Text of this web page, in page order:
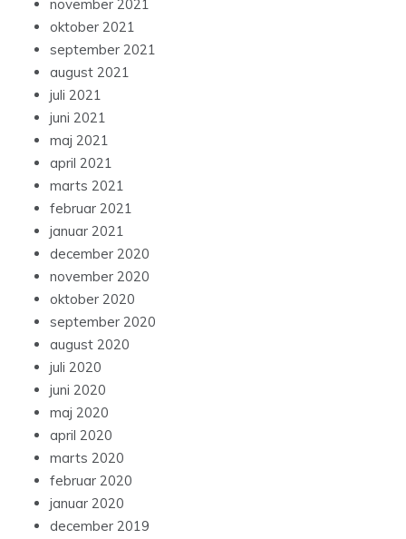
november 2021
oktober 2021
september 2021
august 2021
juli 2021
juni 2021
maj 2021
april 2021
marts 2021
februar 2021
januar 2021
december 2020
november 2020
oktober 2020
september 2020
august 2020
juli 2020
juni 2020
maj 2020
april 2020
marts 2020
februar 2020
januar 2020
december 2019